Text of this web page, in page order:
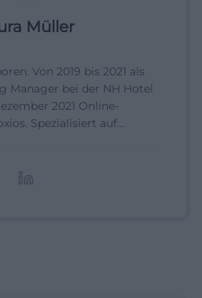
Müller
Von 2019 bis 2021 als
Manager bei der NH Hotel
2021 Online-
Spezialisiert auf